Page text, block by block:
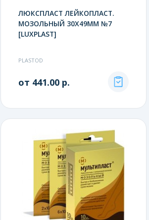
ЛЮКСПЛАСТ ЛЕЙКОПЛАСТ.
МОЗОЛЬНЫЙ 30Х49ММ №7
[LUXPLAST]
PLASTOD
от 441.00 р.